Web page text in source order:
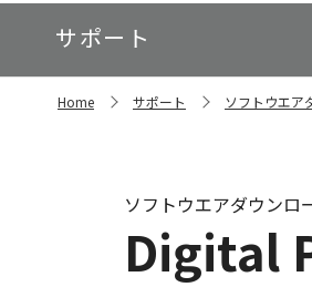
ー
バ
ビ
ロ
ー
カ
ル
サポート
Home サポート ソフトウエア
Digital
ソフトウエアダウンロ